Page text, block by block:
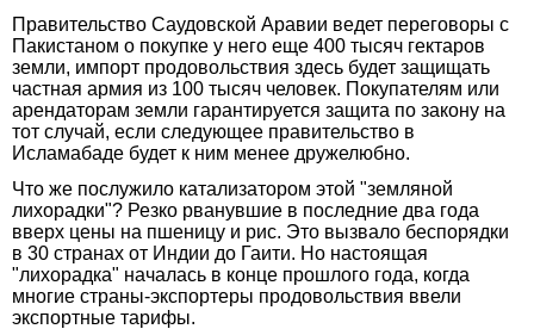
Правительство Саудовской Аравии ведет переговоры с
Пакистаном о покупке у него еще 400 тысяч гектаров
земли, импорт продовольствия здесь будет защищать
частная армия из 100 тысяч человек. Покупателям или
арендаторам земли гарантируется защита по закону на
тот случай, если следующее правительство в
Исламабаде будет к ним менее дружелюбно.
Что же послужило катализатором этой "земляной
лихорадки"? Резко рванувшие в последние два года
вверх цены на пшеницу и рис. Это вызвало беспорядки
в 30 странах от Индии до Гаити. Но настоящая
"лихорадка" началась в конце прошлого года, когда
многие страны-экспортеры продовольствия ввели
экспортные тарифы.